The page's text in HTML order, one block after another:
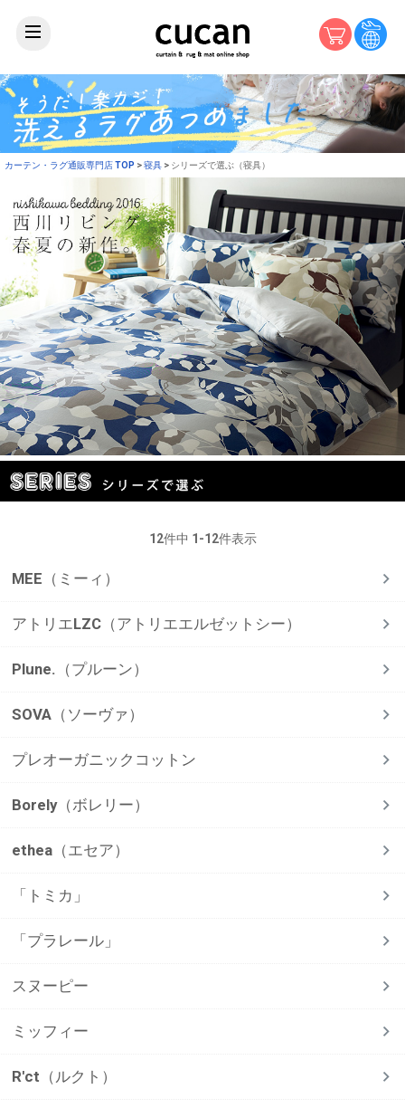
カーテン・ラグ通販専門店 TOP 寝具 シリーズで選ぶ（寝具）
12件中 1 -12件表示
MEE（ミーィ）
アトリエLZC（アトリエエルゼットシー）
Plune.（プルーン）
SOVA（ソーヴァ）
プレオーガニックコットン
Borely（ボレリー）
ethea（エセア）
「トミカ」
「プラレール」
スヌーピー
ミッフィー
R'ct（ルクト）